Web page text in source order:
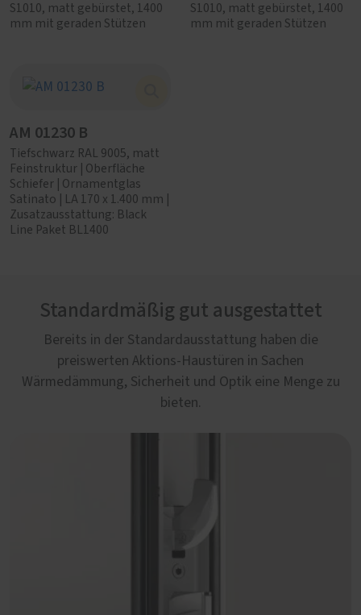
S1010, matt gebürstet, 1400
mm mit geraden Stützen
S1010, matt gebürstet, 1400
mm mit geraden Stützen
AM 01230 B
Tiefschwarz RAL 9005, matt
Feinstruktur | Oberfläche
Schiefer | Ornamentglas
Satinato | LA 170 x 1.400 mm |
Zusatzausstattung: Black
Line Paket BL1400
Standardmäßig gut ausgestattet
Bereits in der Standardausstattung haben die
preiswerten Aktions-Haustüren in Sachen
Wärmedämmung, Sicherheit und Optik eine Menge zu
bieten.